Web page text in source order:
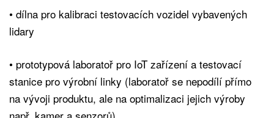
• dílna pro kalibraci testovacích vozidel vybavených
lidary
• prototypová laboratoř pro IoT zařízení a testovací
stanice pro výrobní linky (laboratoř se nepodílí přímo
na vývoji produktu, ale na optimalizaci jejich výroby